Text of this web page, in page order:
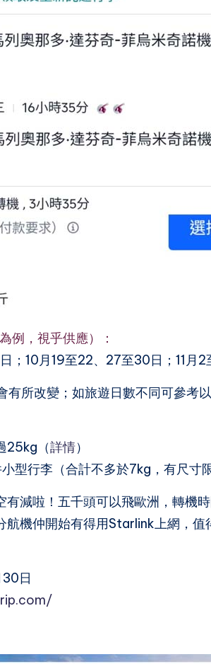
例，視乎供應）：
；10月19至22、27至30日；11
有所改變；如旅遊日數不同可參考
25kg（詳情）
型行李（合計不多於7kg，有尺寸
有減啦！五千頭可以飛歐洲，轉機
航機仲開始有得用Starlink上網，
30日